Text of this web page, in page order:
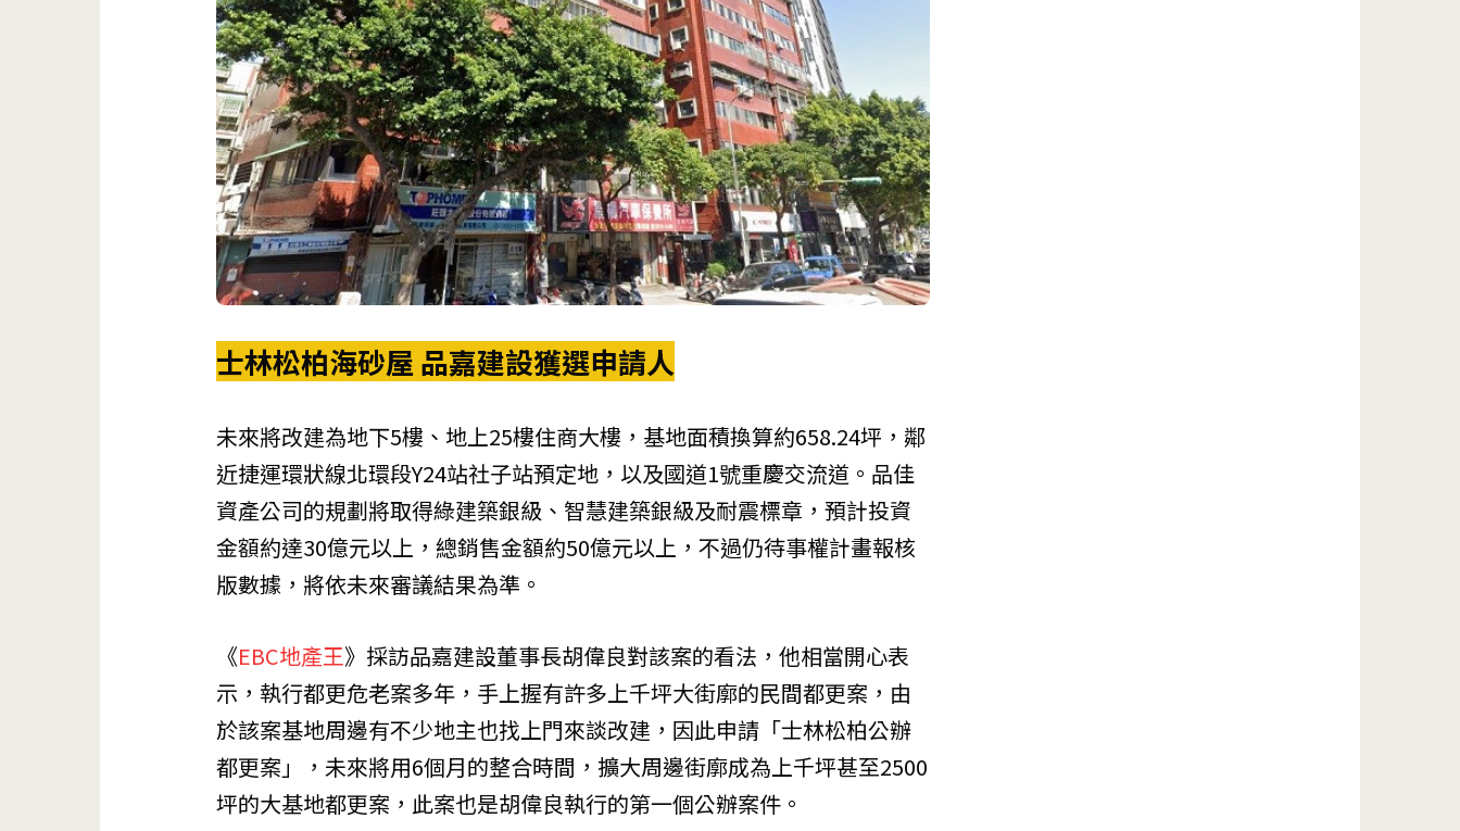
士林松柏海砂屋 品嘉建設獲選申請人
未來將改建為地下5樓、地上25樓住商大樓，基地面積換算約658.24坪，鄰
近捷運環狀線北環段Y24站社子站預定地，以及國道1號重慶交流道。品佳
資產公司的規劃將取得綠建築銀級、智慧建築銀級及耐震標章，預計投資
金額約達30億元以上，總銷售金額約50億元以上，不過仍待事權計畫報核
版數據，將依未來審議結果為準。
《EBC地產王》採訪品嘉建設董事長胡偉良對該案的看法，他相當開心表
示，執行都更危老案多年，手上握有許多上千坪大街廓的民間都更案，由
於該案基地周邊有不少地主也找上門來談改建，因此申請「士林松柏公辦
都更案」，未來將用6個月的整合時間，擴大周邊街廓成為上千坪甚至2500
坪的大基地都更案，此案也是胡偉良執行的第一個公辦案件。